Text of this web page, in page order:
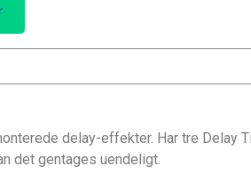
delay-effekter. Har tre Delay
det gentages uendeligt.